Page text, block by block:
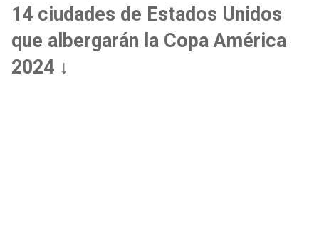
14 ciudades de Estados Unidos
que albergarán la Copa América
2024 ↓